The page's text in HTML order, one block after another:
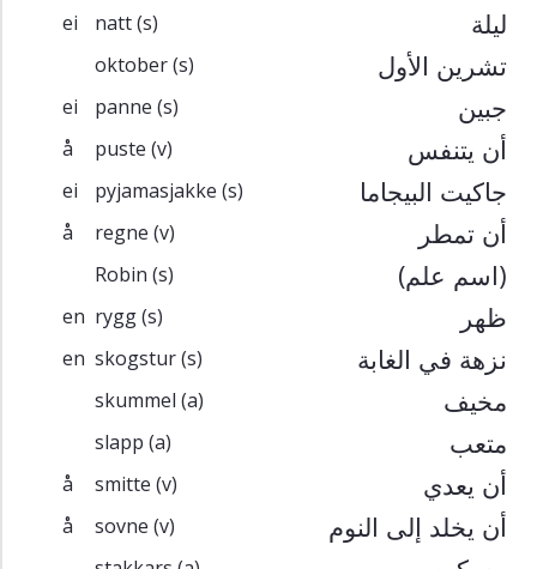
ei natt(s) ليلة
oktober(s) تشرين الأول
ei panne (s) جبين
å puste (v) أن يتنفس
ei pyjamasjakke (s) جاكيت البيجاما
å regne (v) أن تمطر
Robin (s) (اسم علم)
en rygg(s) ظهر
en skogstur(s) نزهة في الغابة
skummel (a) مخيف
slapp (a) متعب
å smitte (v) أن يعدي
å sovne (v) أن يخلد إلى النوم